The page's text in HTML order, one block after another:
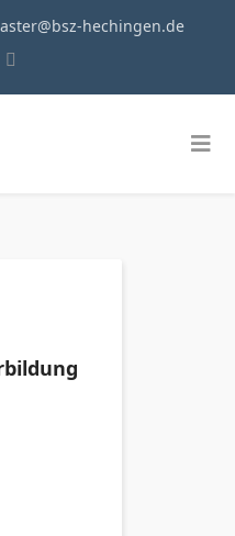
hechingen.de